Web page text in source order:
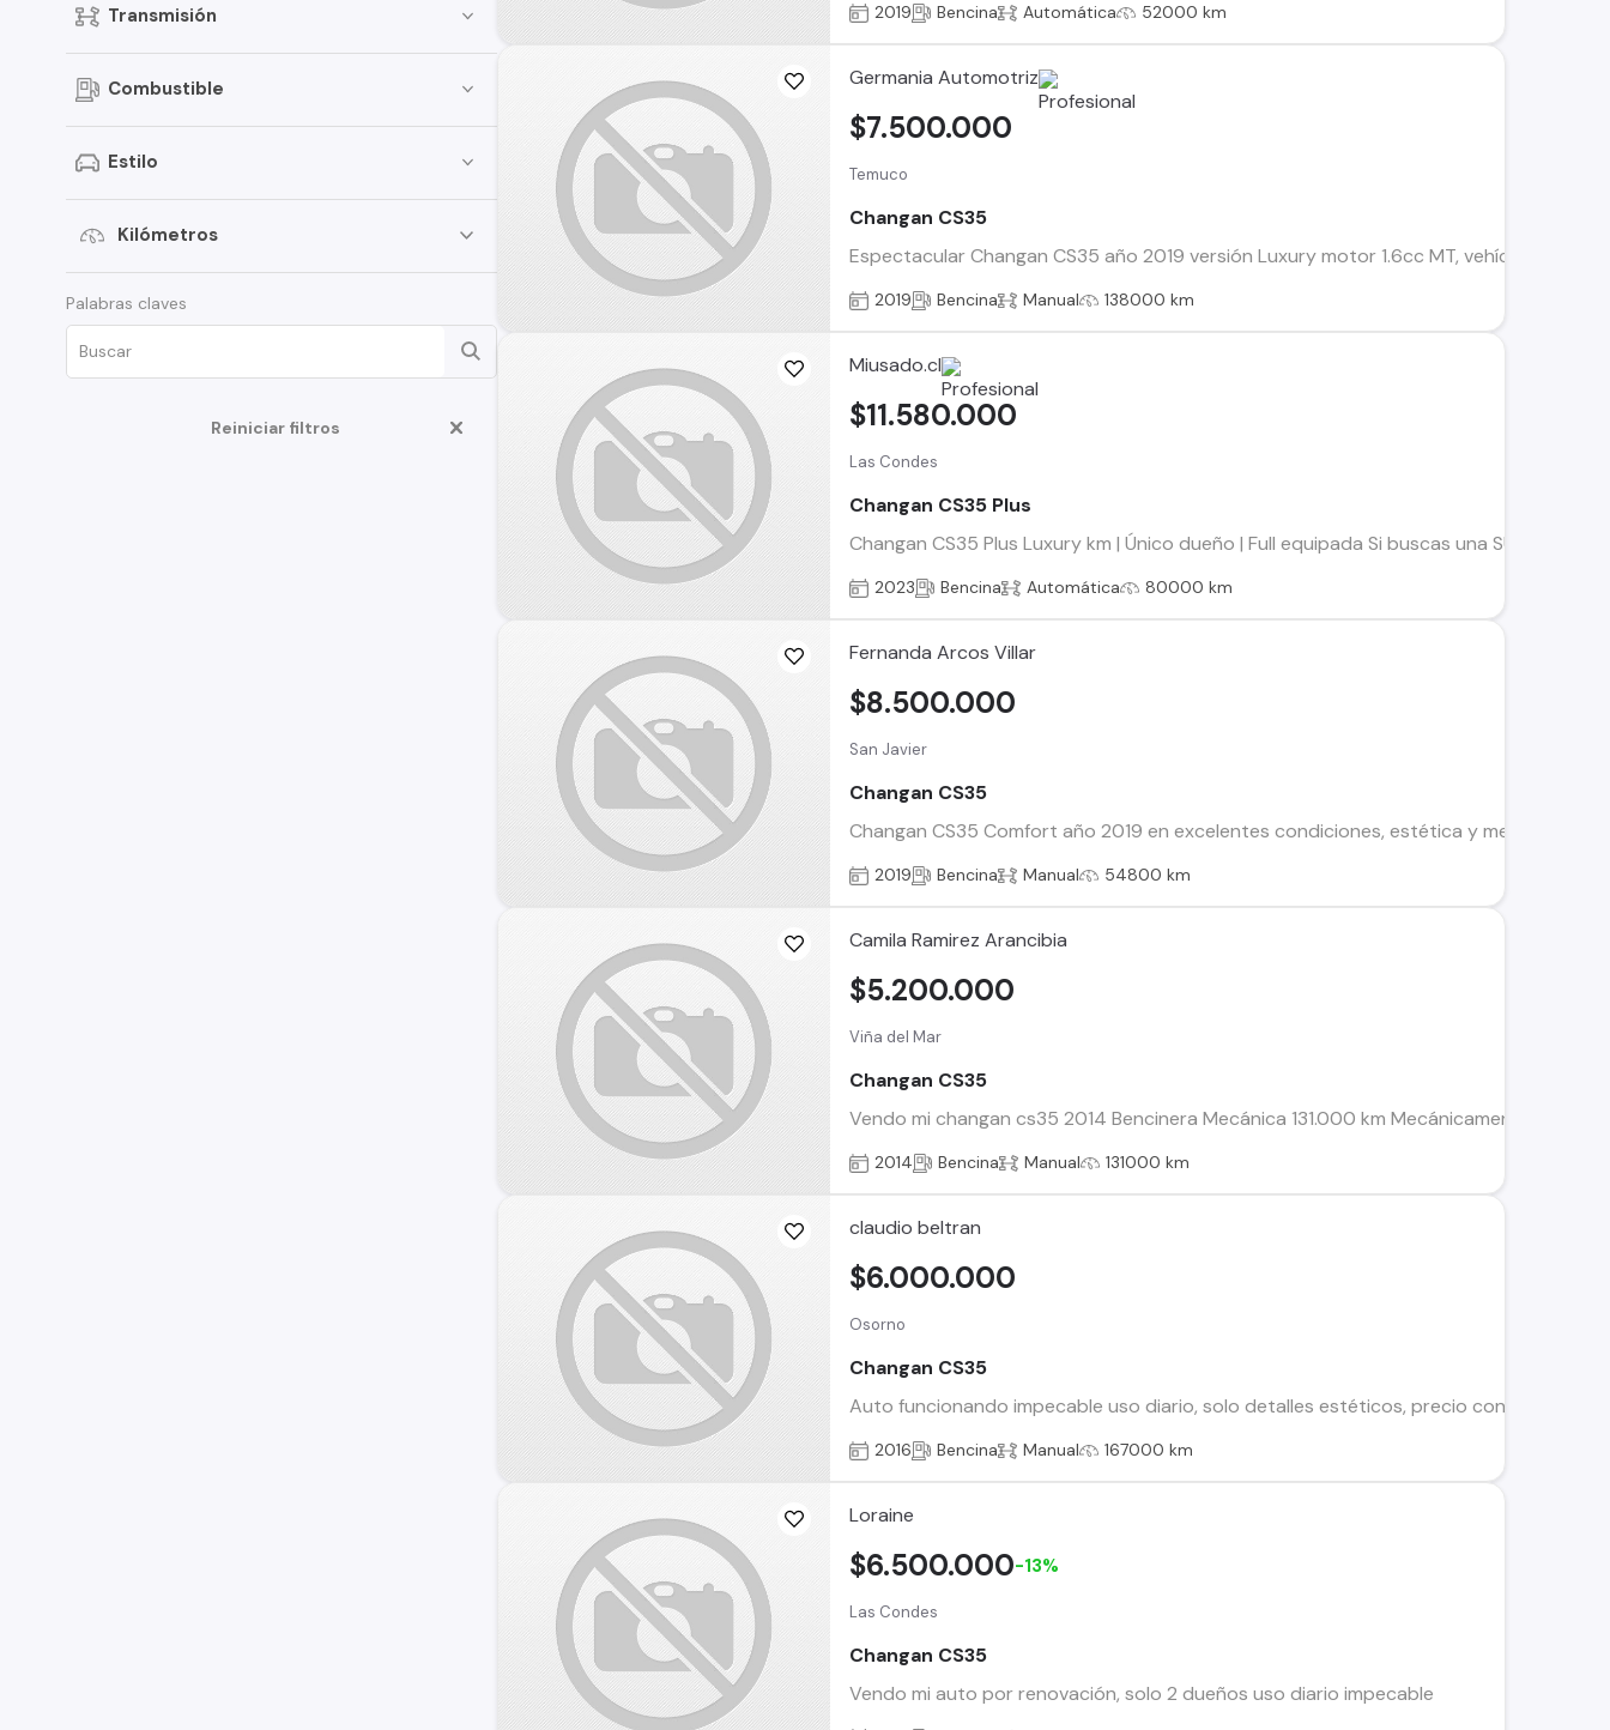
CS35 Plus
CS75
CS1
CX70T
CS55 Plus
S200
Transmisión
Combustible
Estilo
Kilómetros
Palabras claves
Reiniciar filtros
2019 Bencina Automática 52000 km
Germania Automotriz
Temuco
Changan CS35
Espectacular Changan CS35 año 2019 versión Luxury motor 1.6cc MT, vehículo con
$7.500.000
2019 Bencina Manual 138000 km
Miusado.cl
Las Condes
Changan CS35 Plus
Changan CS35 Plus Luxury km | Único dueño | Full equipada Si buscas una SUV
$11.580.000
2023 Bencina Automática 80000 km
Fernanda Arcos Villar
San Javier
Changan CS35
Changan CS35 Comfort año 2019 en excelentes condiciones, estética y
$8.500.000
2019 Bencina Manual 54800 km
Camila Ramirez Arancibia
Viña del Mar
Changan CS35
Vendo mi changan cs35 2014 Bencinera Mecánica 131.000 km Mecánicamente
$5.200.000
2014 Bencina Manual 131000 km
claudio beltran
Osorno
Changan CS35
Auto funcionando impecable uso diario, solo detalles estéticos, precio conversable
$6.000.000
2016 Bencina Manual 167000 km
Loraine
Las Condes
Changan CS35
Vendo mi auto por renovación, solo 2 dueños uso diario impecable
$6.500.000-13%